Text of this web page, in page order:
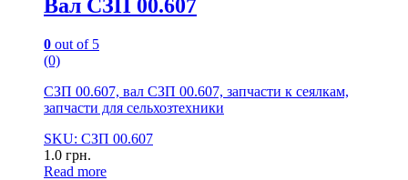
Вал СЗП 00.607
0 out of 5
(0)
СЗП 00.607, вал СЗП 00.607, запчасти к сеялкам,
запчасти для сельхозтехники
SKU: СЗП 00.607
1.0 грн.
Read more